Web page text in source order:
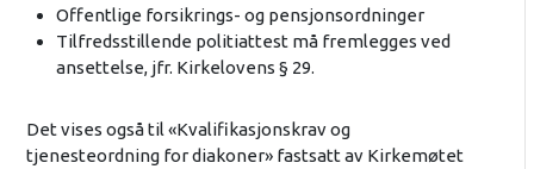
​Offentlige forsikrings- og pensjonsordninger
Tilfredsstillende politiattest må fremlegges ved
ansettelse, jfr. Kirkelovens § 29.
Det vises også til «Kvalifikasjonskrav og
tjenesteordning for diakoner» fastsatt av Kirkemøtet